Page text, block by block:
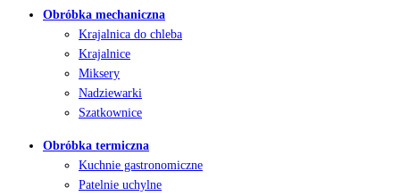
Obróbka mechaniczna
Krajalnica do chleba
Krajalnice
Miksery
Nadziewarki
Szatkownice
Obróbka termiczna
Kuchnie gastronomiczne
Patelnie uchylne